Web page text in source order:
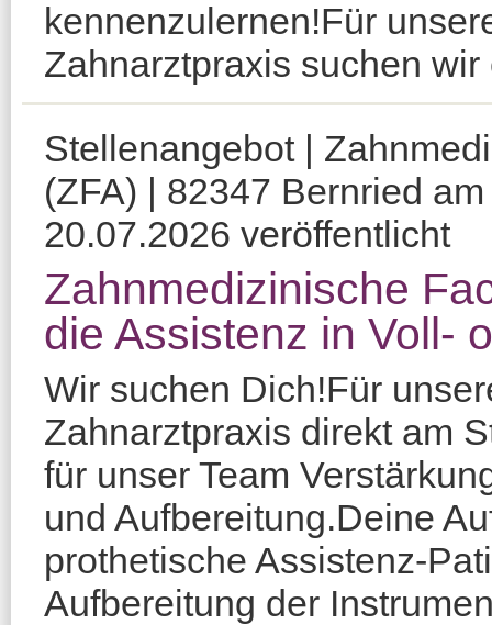
kennenzulernen!Für
Zahnarztpraxis suchen
Stellenangebot |
(ZFA) | 82347 Bernried
20.07.2026 veröffentlicht
Zahnmedizinische
die Assistenz in Voll-
Wir suchen Dich!Für
Zahnarztpraxis direkt am
für unser Team
und Aufbereitung.Deine
prothetische Assistenz-
Aufbereitung der